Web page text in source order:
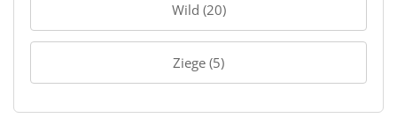
Wild (20)
Ziege (5)